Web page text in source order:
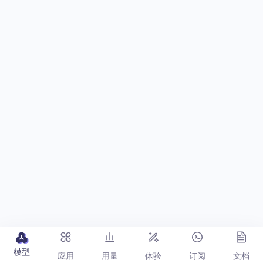
模型 应用 用量 体验 订阅 文档